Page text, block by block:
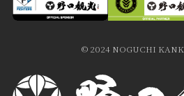
© 2024 NOGUCHI